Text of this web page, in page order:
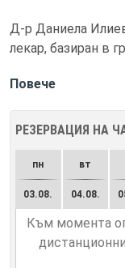
Д-р Даниела
лекар, базиран в
Повече
РЕЗЕРВАЦИЯ НА
пн
03.08.
вт
04.08.
Към момента